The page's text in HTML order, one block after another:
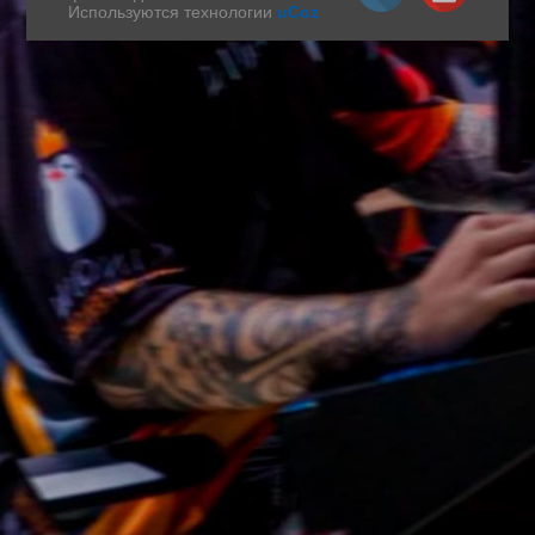
Используются технологии uCoz